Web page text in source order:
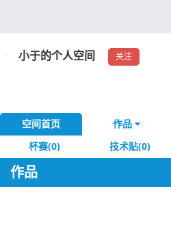
小于的个人空间 关注
空间首页 作品
杯赛(0)
技术贴(0)
作品